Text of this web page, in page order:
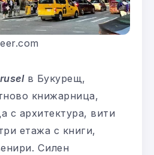
в Букурещ,
книжарница,
с архитектура, вити
етажа с книги,
Силен